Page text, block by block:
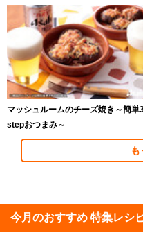
マッシュルームのチーズ焼き～簡単
stepおつまみ～
も
今月のおすすめ 特集レシ